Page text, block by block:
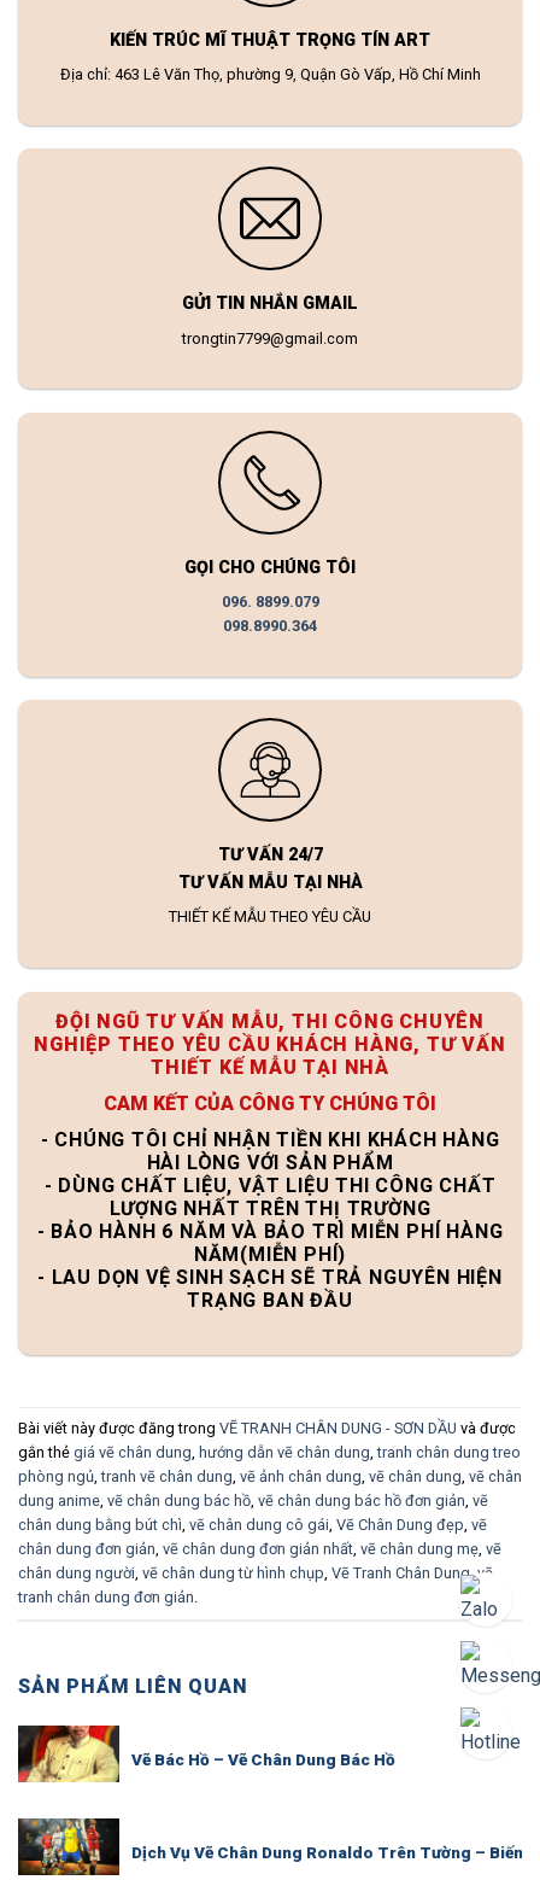
KIẾN TRÚC MĨ THUẬT TRỌNG TÍN ART
Địa chỉ: 463 Lê Văn Thọ, phường 9, Quận Gò Vấp, Hồ Chí Minh
GỬI TIN NHẮN GMAIL
trongtin7799@gmail.com
GỌI CHO CHÚNG TÔI
096. 8899.079
098.8990.364
TƯ VẤN 24/7
TƯ VẤN MẪU TẠI NHÀ
THIẾT KẾ MẪU THEO YÊU CẦU
ĐỘI NGŨ TƯ VẤN MẪU, THI CÔNG CHUYÊN
NGHIỆP THEO YÊU CẦU KHÁCH HÀNG, TƯ VẤN
THIẾT KẾ MẪU TẠI NHÀ
CAM KẾT CỦA CÔNG TY CHÚNG TÔI
- CHÚNG TÔI CHỈ NHẬN TIỀN KHI KHÁCH HÀNG
HÀI LÒNG VỚI SẢN PHẨM
- DÙNG CHẤT LIỆU, VẬT LIỆU THI CÔNG CHẤT
LƯỢNG NHẤT TRÊN THỊ TRƯỜNG
- BẢO HÀNH 6 NĂM VÀ BẢO TRÌ MIỄN PHÍ HÀNG
NĂM(MIỄN PHÍ)
- LAU DỌN VỆ SINH SẠCH SẼ TRẢ NGUYÊN HIỆN
TRẠNG BAN ĐẦU
Bài viết này được đăng trong VẼ TRANH CHÂN DUNG - SƠN DẦU và được
gắn thẻ giá vẽ chân dung hướng dẫn vẽ chân dung ,tranh chân dung treo
phòng ngủ ,tranh vẽ chân dung vẽ ảnh chân dung vẽ chân dung vẽ chân
dung anime vẽ chân dung bác hồ vẽ chân dung bác hồ đơn giản vẽ
chân dung bằng bút chì vẽ chân dung cô gái Vẽ Chân Dung đẹp vẽ
chân dung đơn giản vẽ chân dung đơn giản nhất vẽ chân dung mẹ vẽ
chân dung người vẽ chân dung từ hình chụp Vẽ Tranh Chân Dung,vẽ
tranh chân dung đơn giản
SẢN PHẨM LIÊN QUAN
Vẽ Bác Hồ – Vẽ Chân Dung Bác Hồ
Dịch Vụ Vẽ Chân Dung Ronaldo Trên Tường – Biến